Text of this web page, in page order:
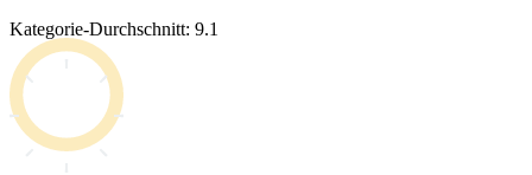
Kategorie-Durchschnitt: 9.1